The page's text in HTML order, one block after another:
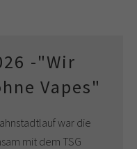
-"Wir
Vapes"
war die
mit dem TSG